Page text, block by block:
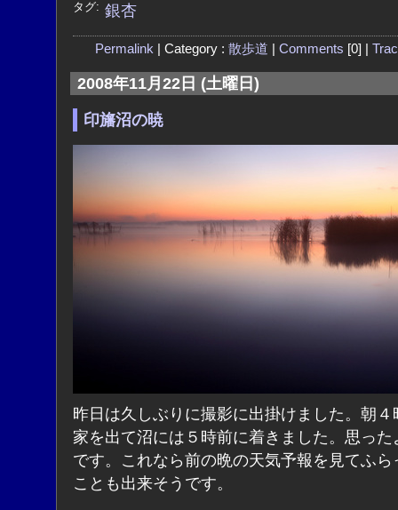
タグ: 銀杏
Permalink | Category : 散歩道 Comments [0] |
2008年11月22日 (土曜日)
印旛沼の暁
昨日は久しぶりに撮影に出掛けました。朝４
家を出て沼には５時前に着きました。思った
です。これなら前の晩の天気予報を見てふら
ことも出来そうです。